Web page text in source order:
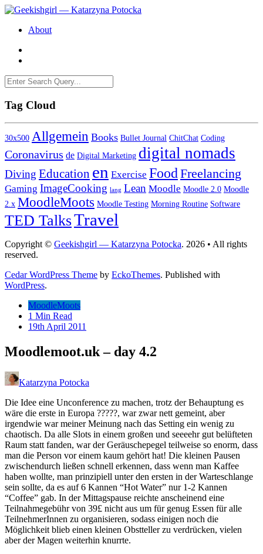
About
Tag Cloud
30x500 Allgemein Books Bullet Journal ChitChat Coding
Coronavirus de Digital Marketing digital nomads
Diving Education en Exercise FoodFreelancing
Gaming ImageCooking lang Lean Moodle Moodle 2.0 Moodle
2.x MoodleMoots Moodle Testing Morning Routine Software
TED TalksTravel
Copyright © Geekishgirl — Katarzyna Potocka. 2026 • All rights
reserved.
Cedar WordPress Theme by EckoThemes. Published with
WordPress.
MoodleMoots
1 Min Read
19th April 2011
Moodlemoot.uk – day 4.2
Katarzyna Potocka
Die Idee eine Unconference zu machen, trotz der Behauptung es
wäre die erste in Europa ?????, war zwar nett gemeint, aber
irgendwie war meiner Meinung nach das Setting ein wenig zu
chaotisch. Da alle Slots in einem großen und seeeehr gut belüfteten
Raum statt fanden, war der Geräuschepegel teilweise so enorm, dass
man die Person vor einem kaum gehört hat! Die kleinen Pausen
zwischendurch ließen schnell erkennen, dass wenn man Kaffee
haben wollte, man prinzipiell unter den ersten in der Warteschlange
sein sollte, da es auf 6 Kannen “Hot Water” nur 1-2 Kannen
“Coffee” gab. In der Mittagspause reichte anscheinend eine
Teilnahmegebühr von 39£ nicht aus um für genug Essen für alle
TeilnehmerInnen zu organisieren, sodass einigen noch die
Möglichkeit blieb einen kleinen Obstteller zu verdrücken, vielen
aber der Magen weiterhin knurrte.